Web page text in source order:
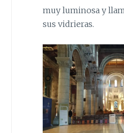
muy luminosa y
sus vidrieras.